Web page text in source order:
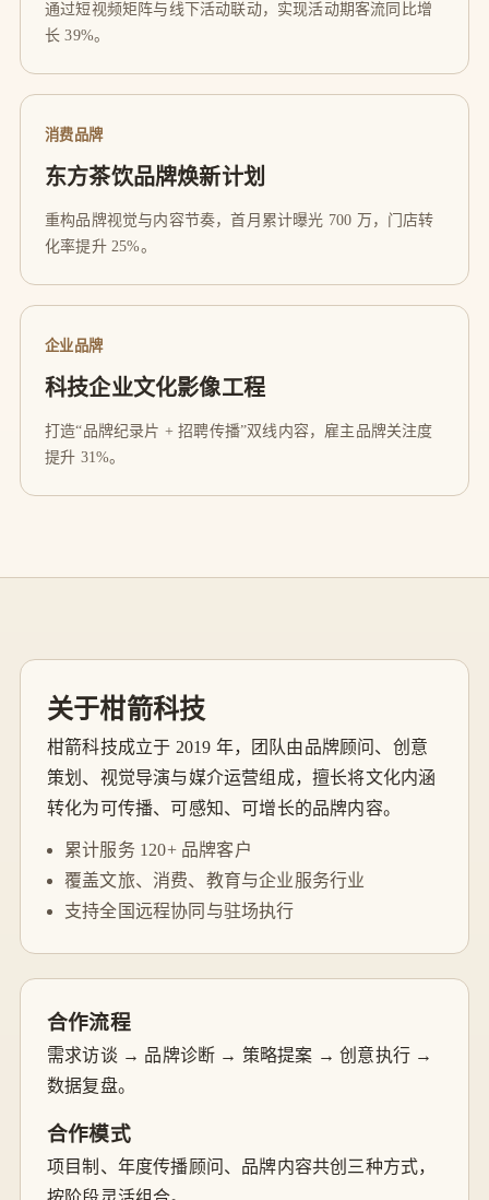
通过短视频矩阵与线下活动联动，实现活动期客流同比增
长 39%。
消费品牌
东方茶饮品牌焕新计划
重构品牌视觉与内容节奏，首月累计曝光 700 万，门店转
化率提升 25%。
企业品牌
科技企业文化影像工程
打造“品牌纪录片 + 招聘传播”双线内容，雇主品牌关注度
提升 31%。
关于柑箭科技
柑箭科技成立于 2019 年，团队由品牌顾问、创意
策划、视觉导演与媒介运营组成，擅长将文化内涵
转化为可传播、可感知、可增长的品牌内容。
累计服务 120+ 品牌客户
覆盖文旅、消费、教育与企业服务行业
支持全国远程协同与驻场执行
合作流程
需求访谈 → 品牌诊断 → 策略提案 → 创意执行 →
数据复盘。
合作模式
项目制、年度传播顾问、品牌内容共创三种方式，